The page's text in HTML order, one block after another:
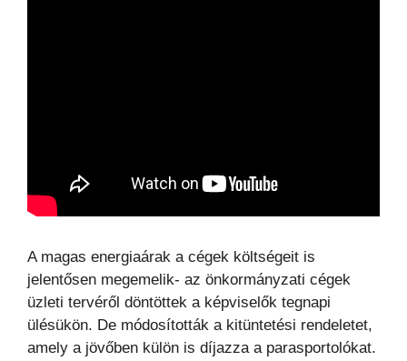
A magas energiaárak a cégek költségeit is
jelentősen megemelik- az önkormányzati cégek
üzleti tervéről döntöttek a képviselők tegnapi
ülésükön. De módosították a kitüntetési rendeletet,
amely a jövőben külön is díjazza a parasportolókat.